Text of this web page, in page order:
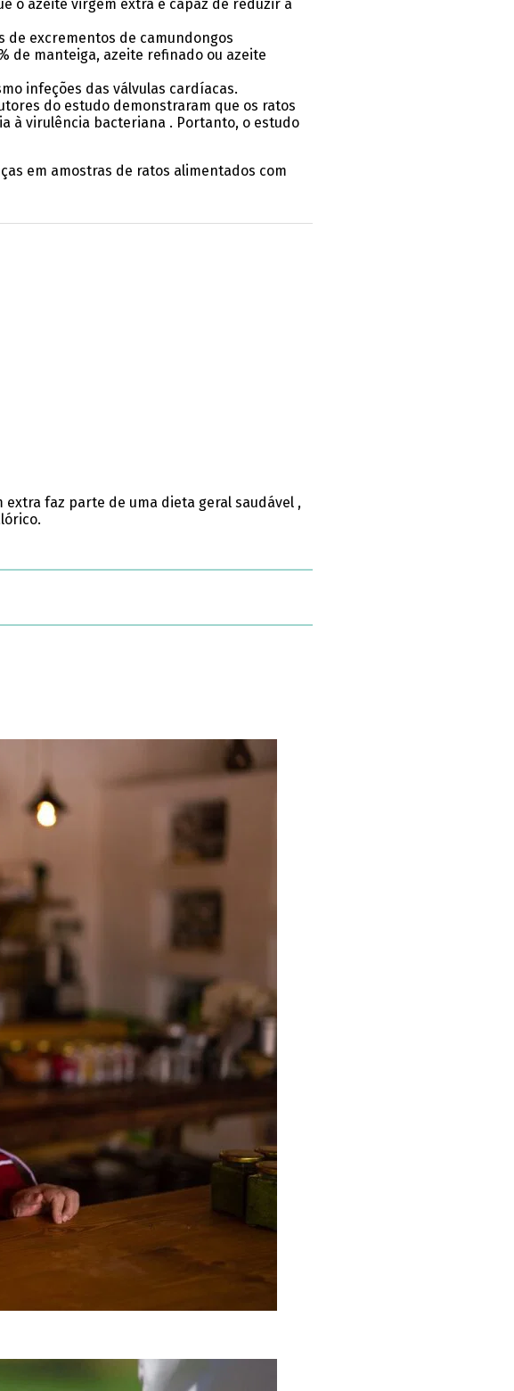
o azeite virgem extra é capaz de reduzir a
excrementos de camundongos
de manteiga, azeite refinado ou azeite
infeções das válvulas cardíacas.
do estudo demonstraram que os ratos
à virulência bacteriana. Portanto, o estudo
em amostras de ratos alimentados com
extra faz parte de uma dieta geral saudável ,